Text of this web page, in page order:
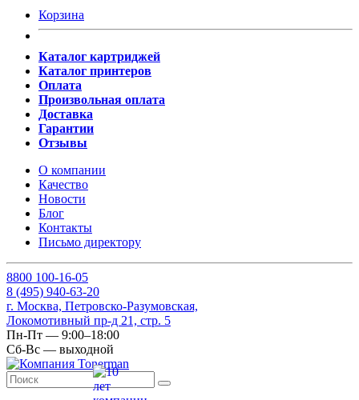
Корзина
Каталог картриджей
Каталог принтеров
Оплата
Произвольная оплата
Доставка
Гарантии
Отзывы
О компании
Качество
Новости
Блог
Контакты
Письмо директору
8800 100-16-05
8 (495) 940-63-20
г. Москва, Петровско-Разумовская,
Локомотивный пр-д 21, стр. 5
Пн-Пт — 9:00–18:00
Сб-Вс — выходной